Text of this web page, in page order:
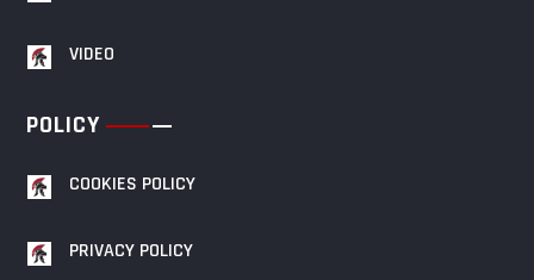
VIDEO
POLICY
COOKIES POLICY
PRIVACY POLICY